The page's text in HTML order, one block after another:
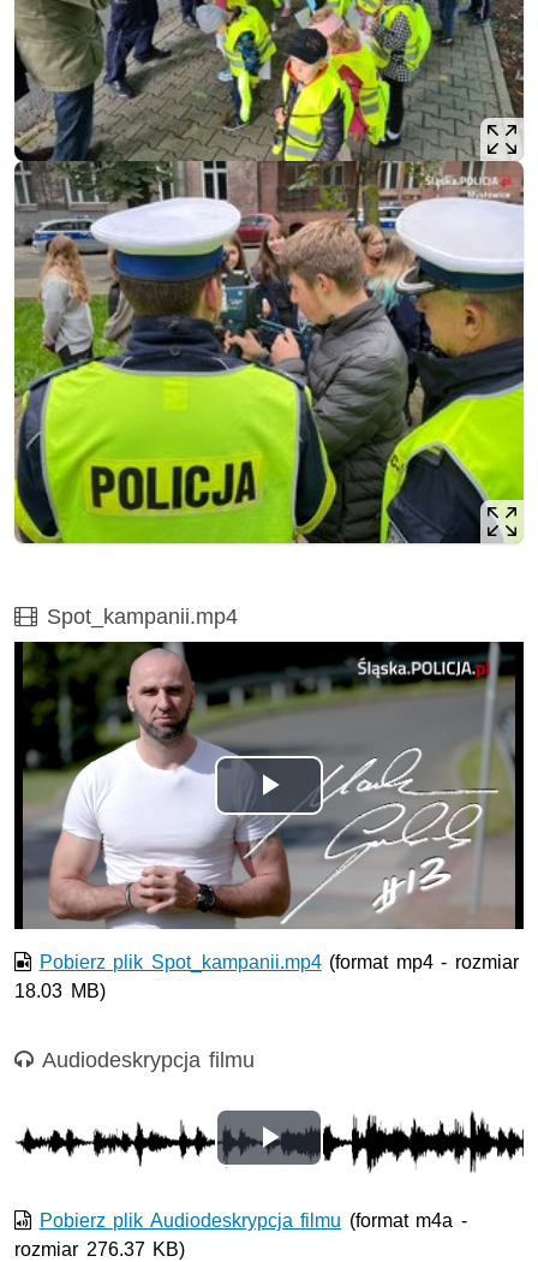
Film
Spot_kampanii.mp4
Odtwórz
wideo
Pobierz plik Spot_kampanii.mp4(format mp4 - rozmiar
18.03 MB)
Nagranie audio
Audiodeskrypcja filmu
Odtwórz
wideo
Pobierz plik Audiodeskrypcja filmu (format m4a -
rozmiar 276.37 KB)